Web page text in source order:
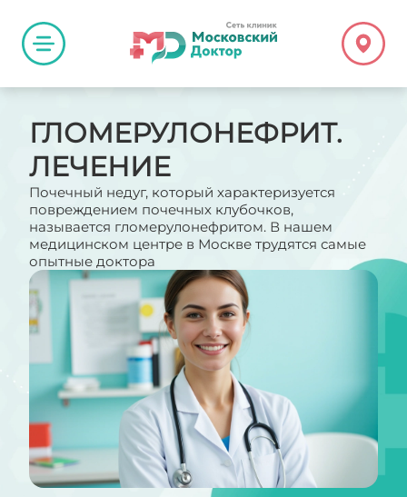
ГЛОМЕРУЛОНЕФРИТ.
ЛЕЧЕНИЕ
Почечный недуг, который характеризуется
повреждением почечных клубочков,
называется гломерулонефритом. В нашем
медицинском центре в Москве трудятся самые
опытные доктора